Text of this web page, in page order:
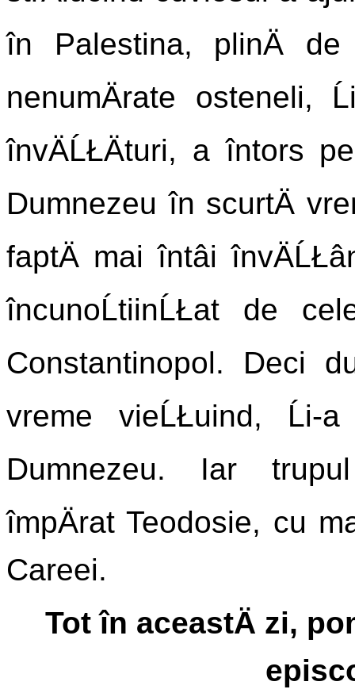
în Palestina, plinÄ
nenumÄrate osteneli,
învÄĹŁÄturi, a întors
Dumnezeu în scurtÄ
faptÄ mai întâi
încunoĹtiinĹŁat de
Constantinopol. Deci
vreme vieĹŁuind,
Dumnezeu. Iar trupul
împÄrat Teodosie, cu
Careei.
Tot în aceastÄ zi,